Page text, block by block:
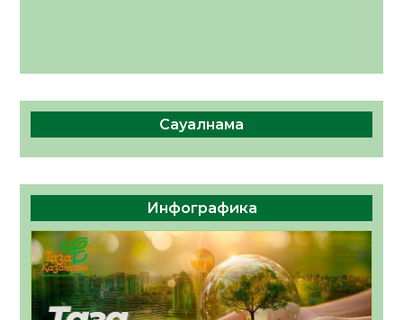
Сауалнама
Инфографика